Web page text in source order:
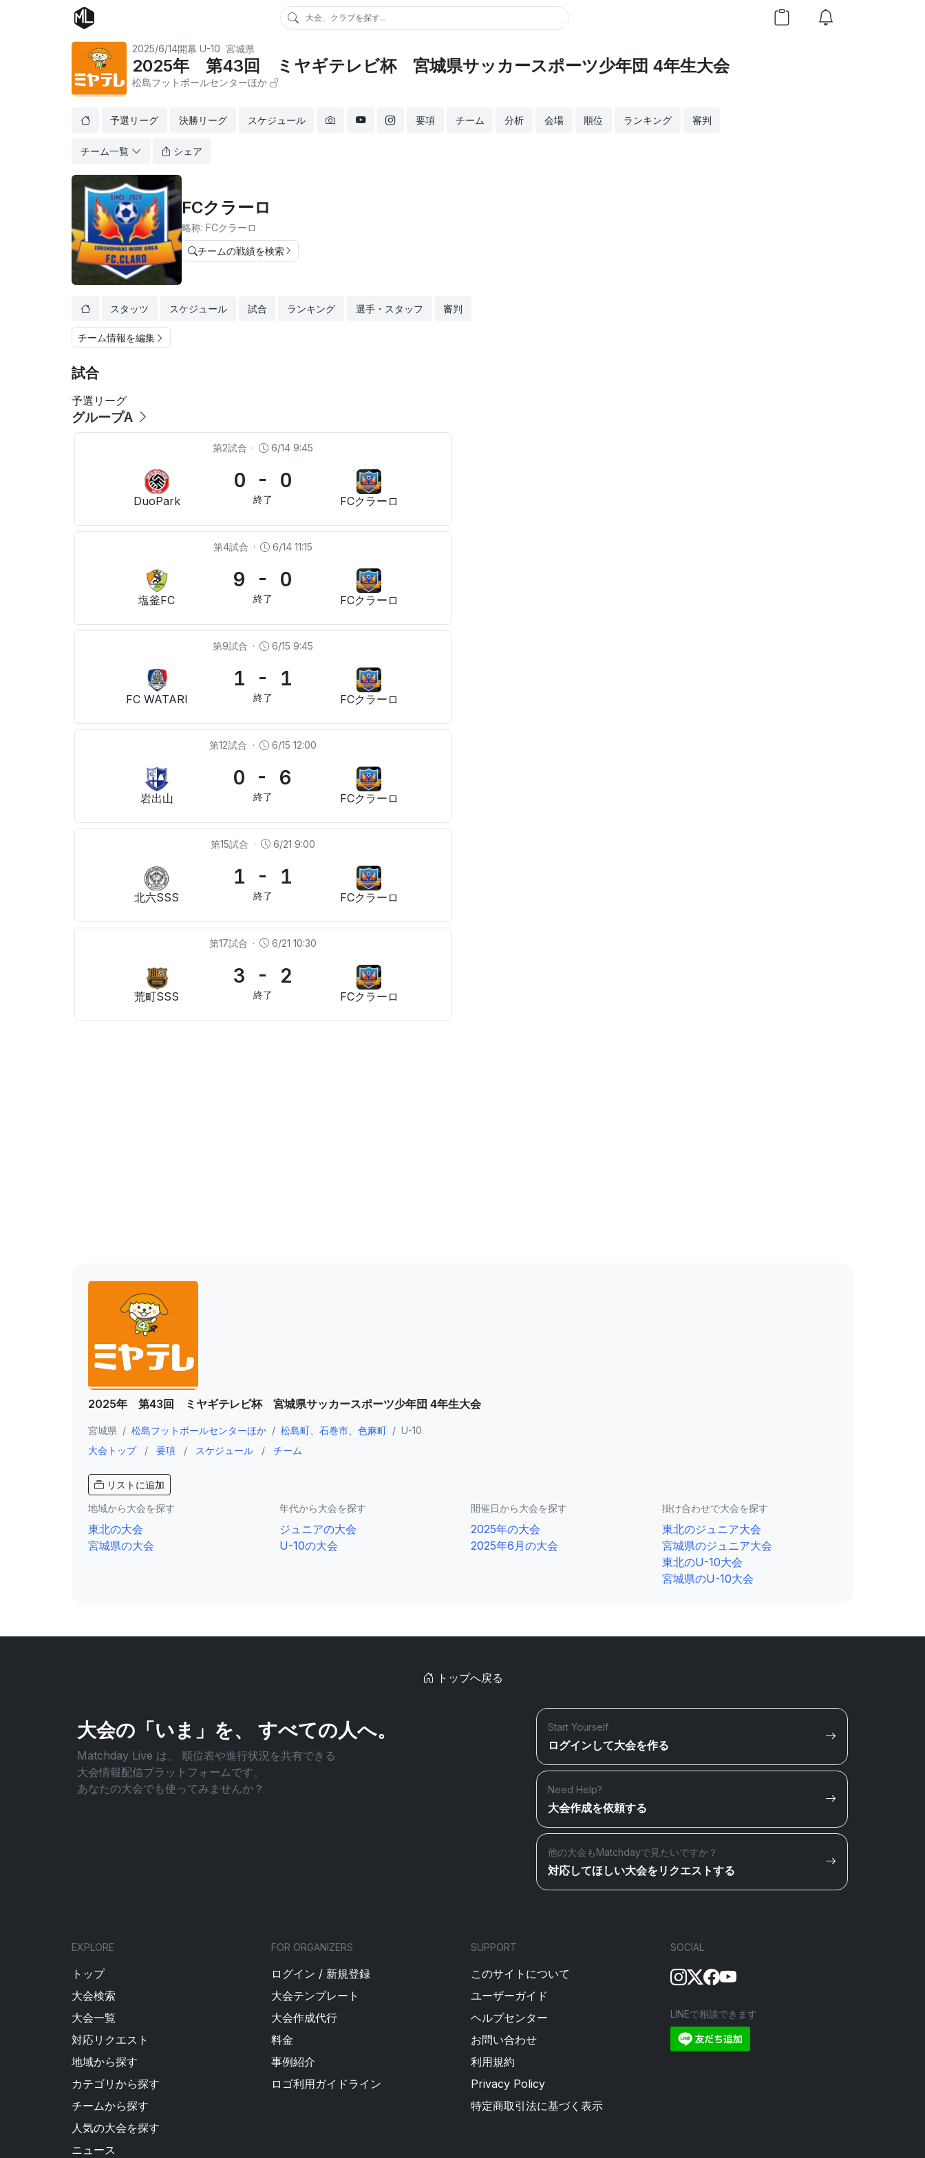
大会、クラブを探す...
2025/6/14開幕 U-10 宮城県
2025年 第43回 ミヤギテレビ杯 宮城県サッカースポーツ少年団 4年生大会
松島フットボールセンターほか
予選リーグ 決勝リーグ スケジュール 要項 チーム 分析 会場 順位 ランキング 審判
チーム一覧 シェア
FCクラーロ
略称: FCクラーロ
チームの戦績を検索
スタッツ スケジュール 試合 ランキング 選手・スタッフ 審判
チーム情報を編集
試合
予選リーグ
グループA
第2試合 · 6/14 9:45
DuoPark
0 - 0
終了 FCクラーロ
第4試合 · 6/14 11:15
塩釜FC
9 - 0
終了 FCクラーロ
第9試合 · 6/15 9:45
FC WATARI
1 - 1
終了 FCクラーロ
第12試合 · 6/15 12:00
岩出山
0 - 6
終了 FCクラーロ
第15試合 · 6/21 9:00
北六SSS
1 - 1
終了 FCクラーロ
第17試合 · 6/21 10:30
荒町SSS
3 - 2
終了 FCクラーロ
2025年 第43回 ミヤギテレビ杯 宮城県サッカースポーツ少年団 4年生大会
宮城県 / 松島フットボールセンターほか / 松島町、石巻市、色麻町 / U-10
大会トップ
/ 要項 / スケジュール / チーム
リストに追加
地域から大会を探す
東北の大会
宮城県の大会
年代から大会を探す
ジュニアの大会
U-10の大会
開催日から大会を探す
2025年の大会
2025年6月の大会
掛け合わせで大会を探す
東北のジュニア大会
宮城県のジュニア大会
東北のU-10大会
宮城県のU-10大会
トップへ戻る
大会の「いま」を、 すべての人へ。
Matchday Live は、 順位表や進行状況を共有できる
大会情報配信プラットフォームです。
あなたの大会でも使ってみませんか？
Start Yourself
ログインして大会を作る
Need Help?
大会作成を依頼する
他の大会もMatchdayで見たいですか？
対応してほしい大会をリクエストする
EXPLORE
トップ
大会検索
大会一覧
対応リクエスト
地域から探す
カテゴリから探す
チームから探す
人気の大会を探す
ニュース
FOR ORGANIZERS
ログイン / 新規登録
大会テンプレート
大会作成代行
料金
事例紹介
ロゴ利用ガイドライン
SUPPORT
このサイトについて
ユーザーガイド
ヘルプセンター
お問い合わせ
利用規約
Privacy Policy
特定商取引法に基づく表示
SOCIAL
LINEで相談できます